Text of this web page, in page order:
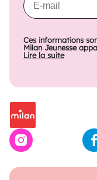
Ces informations
Milan Jeunesse
Lire la suite